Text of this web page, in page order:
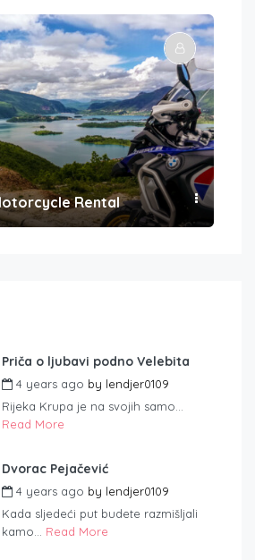
Rental
Priča o ljubavi podno Velebita
4 years ago by lendjer0109
Rijeka Krupa je na svojih samo...
Read More
Dvorac Pejačević
4 years ago by lendjer0109
Kada sljedeći put budete razmišljali
kamo... Read More